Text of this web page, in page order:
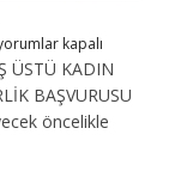
kapalı
ÜSTÜ KADIN
BAŞVURUSU
öncelikle